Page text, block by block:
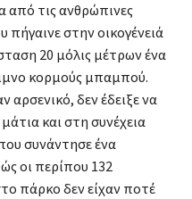
από τις ανθρώπινες
στην οικογένειά
20 μόλις μέτρων ένα
κορμούς μπαμπού.
αρσενικό, δεν έδειξε να
και στη συνέχεια
συνάντησε ένα
οι περίπου 132
πάρκο δεν είχαν ποτέ